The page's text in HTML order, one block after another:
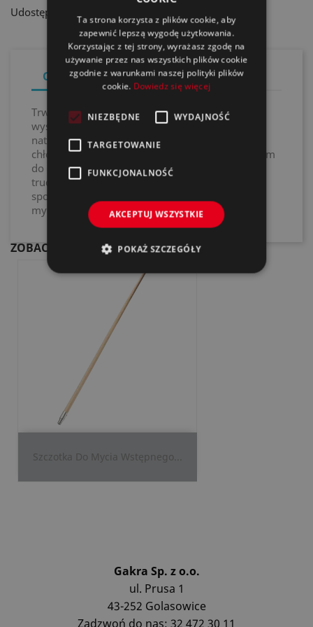
Udostępnij
Opis Szczegóły produktu
Trwała szczotka do mycia wstępnego z
wysokogatunkowym, chroniącym lakier
naturalnym włosiem (z dzika). Gwarantuje dużą
chłonność wody i mydła oraz dzięki zakrzywionym
do góry krawędziom optymalnie nadaje się do
trudno dostępnych obszarów jak dolna część
spoilera tylnego. Kompatybilna ze szczotkami do
mycia wstępnego na kiju drewnianym 999459.
ZOBACZ TAKŻE
Szczotka Do Mycia Wstępnego...
Gakra Sp. z o.o.
ul. Prusa 1
43-252 Golasowice
Zadzwoń do nas: 32 472 30 11
Ta strona korzysta z plików cookie, aby
zapewnić lepszą wygodę użytkowania.
Korzystając z tej strony, wyrażasz zgodę na
używanie przez nas wszystkich plików cookie
zgodnie z warunkami naszej polityki plików
cookie. Dowiedz się więcej
NIEZBĘDNE WYDAJNOŚĆ
TARGETOWANIE
FUNKCJONALNOŚĆ
AKCEPTUJ WSZYSTKIE
POKAŻ SZCZEGÓŁY